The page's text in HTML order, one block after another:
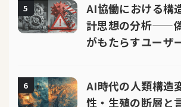
5
AI協働における構
計思想の分析——
がもたらすユーザ
6
AI時代の人類構
性・生殖の断層と